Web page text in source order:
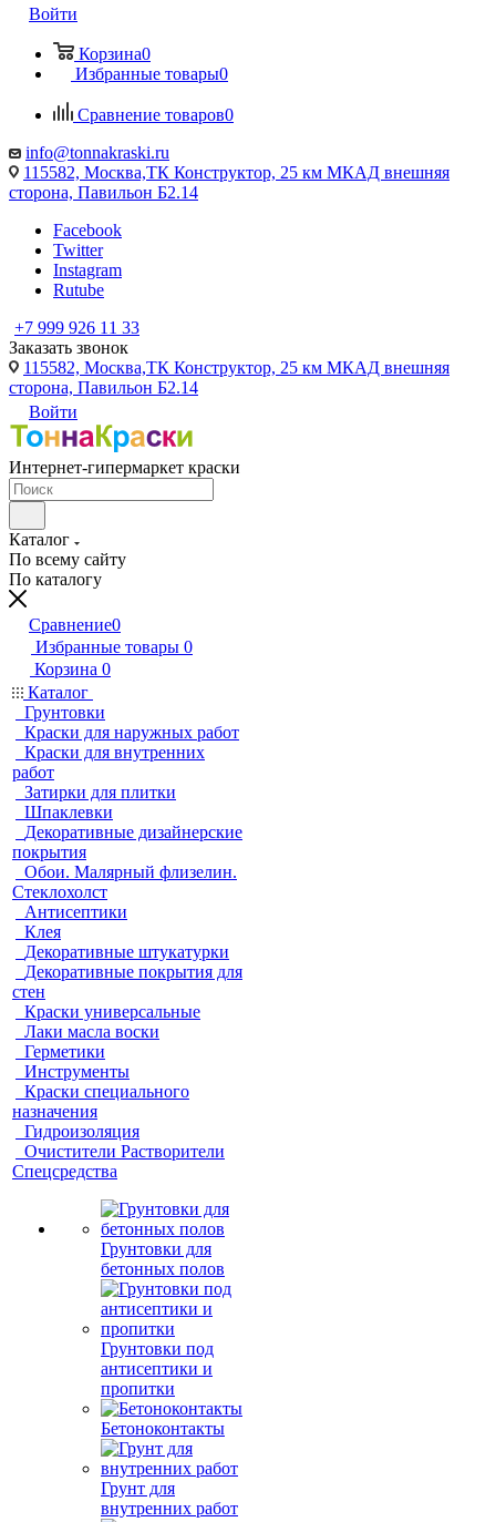
Войти
Корзина0
Избранные товары0
Сравнение товаров0
info@tonnakraski.ru
115582, Москва,ТК Конструктор, 25 км МКАД внешняя
сторона, Павильон Б2.14
Facebook
Twitter
Instagram
Rutube
+7 999 926 11 33
Заказать звонок
115582, Москва,ТК Конструктор, 25 км МКАД внешняя
сторона, Павильон Б2.14
Войти
Интернет-гипермаркет краски
Каталог
По всему сайту
По каталогу
Сравнение0
Избранные товары 0
Корзина 0
Каталог
Грунтовки
Краски для наружных работ
Краски для внутренних
работ
Затирки для плитки
Шпаклевки
Декоративные дизайнерские
покрытия
Обои. Малярный флизелин.
Стеклохолст
Антисептики
Клея
Декоративные штукатурки
Декоративные покрытия для
стен
Краски универсальные
Лаки масла воски
Герметики
Инструменты
Краски специального
назначения
Гидроизоляция
Очистители Растворители
Спецсредства
Грунтовки для
бетонных полов
Грунтовки под
антисептики и
пропитки
Бетоноконтакты
Грунт для
внутренних работ